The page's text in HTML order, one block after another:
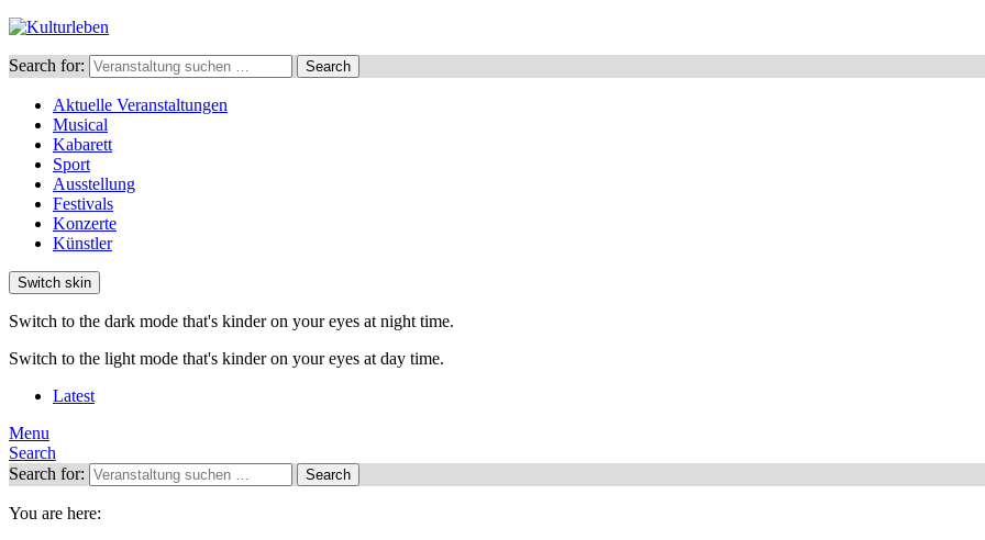
Search for: Search
Aktuelle Veranstaltungen
Musical
Kabarett
Sport
Ausstellung
Festivals
Konzerte
Künstler
Switch skin
Switch to the dark mode that's kinder on your eyes at night time.
Switch to the light mode that's kinder on your eyes at day time.
Latest
Menu
Search
Search for:
Search
You are here: